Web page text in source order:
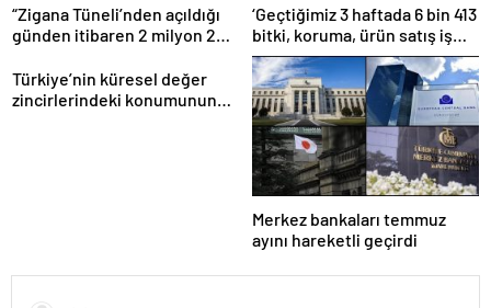
getireceğiz’
“Zigana Tüneli’nden açıldığı
günden itibaren 2 milyon 200
‘Geçtiğimiz 3 haftada 6 bin 413
bitki, koruma, ürün satış iş
yeri denetlendi’
Türkiye’nin küresel değer
zincirlerindeki konumunun
Merkez bankaları temmuz
ayını hareketli geçirdi